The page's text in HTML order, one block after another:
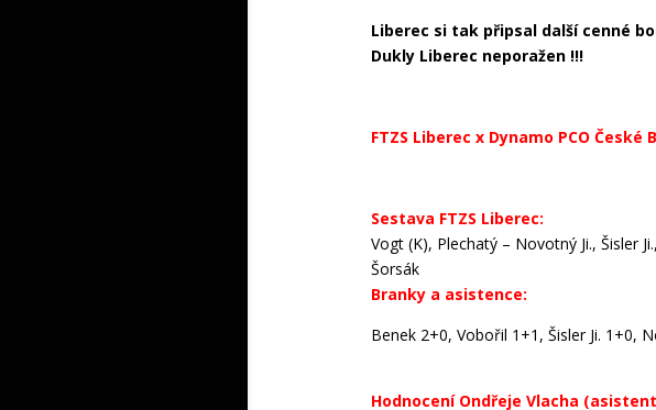
Liberec si tak připsal další cenné
Dukly Liberec neporažen !!!
FTZS Liberec x Dynamo PCO České
Sestava FTZS Liberec:
Vogt (K), Plechatý – Novotný Ji., Šisler
Šorsák
Branky a asistence:
Benek 2+0, Vobořil 1+1, Šisler Ji. 1+0,
Hodnocení Ondřeje Vlacha